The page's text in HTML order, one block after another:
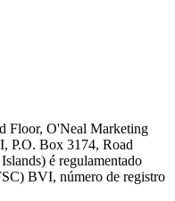
Floor, O'Neal Marketing
P.O. Box 3174, Road
é regulamentado
) BVI, número de registro